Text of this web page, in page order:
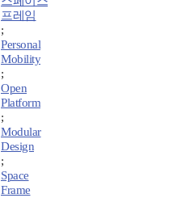
프레임
;
Personal
Mobility
;
Open
Platform
;
Modular
Design
;
Space
Frame